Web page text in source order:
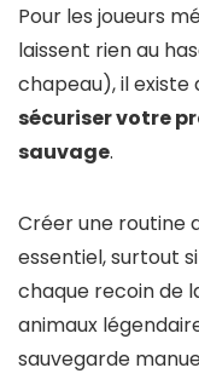
Pour les joueurs
laissent rien au
chapeau), il existe
sécuriser votre
sauvage.
Créer une routine
essentiel, surtout
chaque recoin de
animaux
sauvegarde